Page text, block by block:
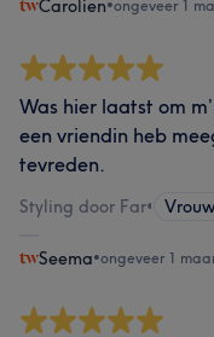
Carolien•ongeveer 1
Was hier laatst om
een vriendin heb
tevreden.
Styling door Far•
Seema•ongeveer 1